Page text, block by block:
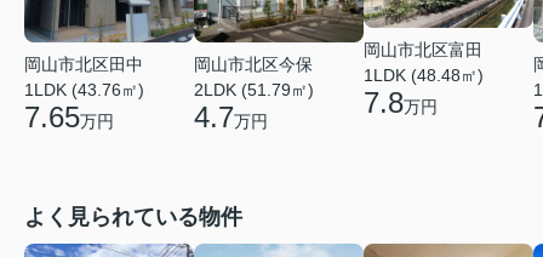
岡山市北区田中
1LDK (43.76㎡)
7.65万円
岡山市北区今保
2LDK (51.79㎡)
4.7万円
岡山市北区富田
1LDK (48.48㎡)
7.8万円
よく見られている物件